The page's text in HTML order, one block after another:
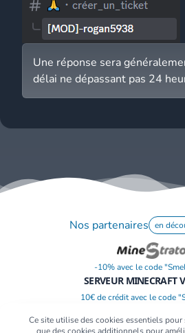
Une réponse sera
délai ne dépassant pas 24
Nos partenaires en
-10% avec le code
SERVEUR MINECRAFT
10€ de crédit avec le code
Ce site utilise des cookies essentiels